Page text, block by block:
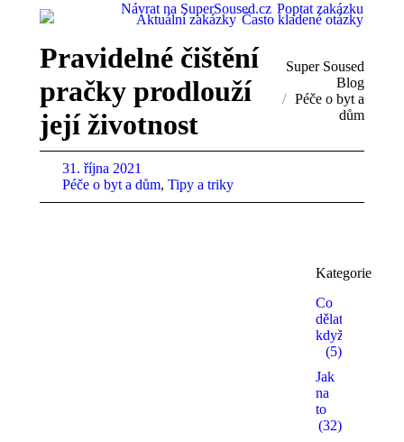
Návrat na SuperSoused.cz Poptat zakázku
Aktuální zakázky Často kladené otázky
Pravidelné čištění
pračky prodlouží
její životnost
You are here:
Super Soused
Blog
Péče o byt a
dům
31. října 2021
Péče o byt a dům, Tipy a triky
Kategorie
Co
dělat,
když…
(5)
Jak
na
to
(32)